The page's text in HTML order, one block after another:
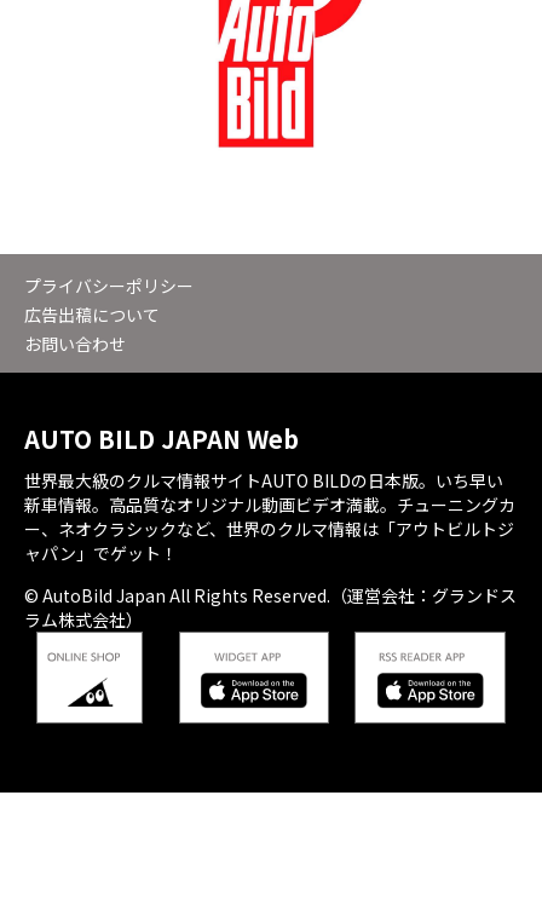
プライバシーポリシー
広告出稿について
お問い合わせ
AUTO BILD JAPAN Web
世界最大級のクルマ情報サイトAUTO BILDの日本版。いち早い
新車情報。高品質なオリジナル動画ビデオ満載。チューニングカ
ー、ネオクラシックなど、世界のクルマ情報は「アウトビルトジ
ャパン」でゲット！
© AutoBild Japan All Rights Reserved.（運営会社：グランドス
ラム株式会社）